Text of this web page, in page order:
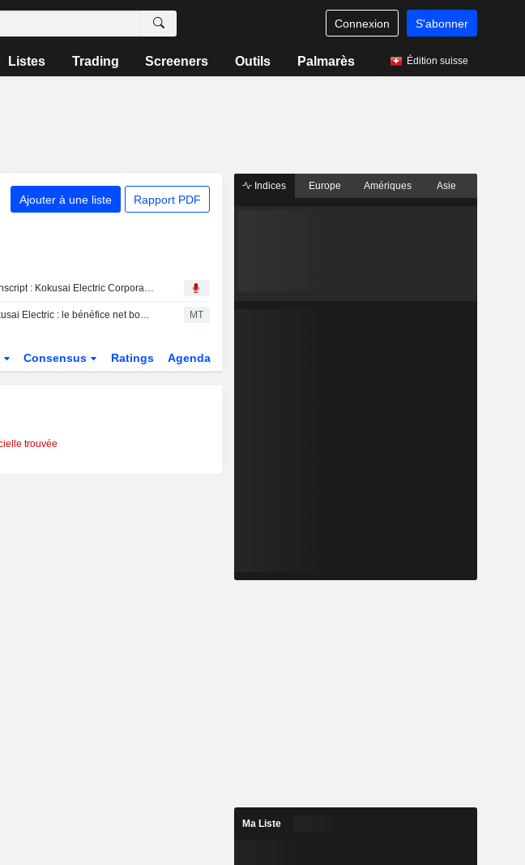
Connexion S'abonner
Listes Trading Screeners Outils Palmarès Édition suisse
Ajouter à une liste Rapport PDF
Transcript : Kokusai Electric Corporation, Q1 2027 Earnings Call, Aug 06, 2026
Kokusai Electric : le bénéfice net bondit de 71 % au premier trimestre fiscal MT
Consensus Ratings Agenda
trouvée
Indices Europe Amériques Asie
Ma Liste